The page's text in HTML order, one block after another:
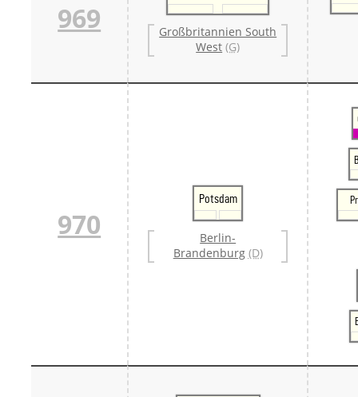
969
Großbritannien South
West (G)
970
Potsdam
Berlin-
Brandenburg (D)